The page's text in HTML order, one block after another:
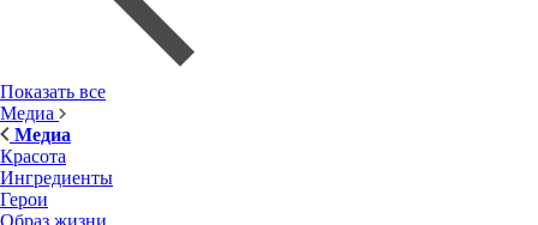
Показать все
Медиа
Медиа
Красота
Ингредиенты
Герои
Образ жизни